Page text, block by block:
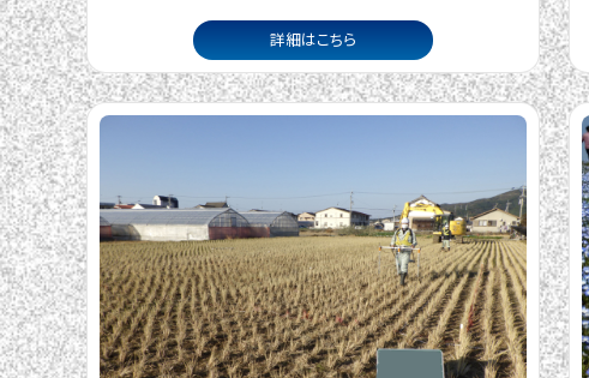
詳細はこちら